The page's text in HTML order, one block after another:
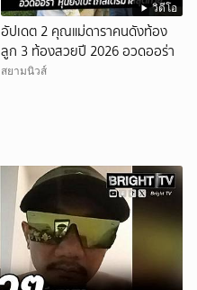
วิดีโอ
อัปเดต 2 คุณแม่ดาราคนดังท้อง
ลูก 3 ท้องสวยปี 2026 อวดออร่า
สยามนิวส์